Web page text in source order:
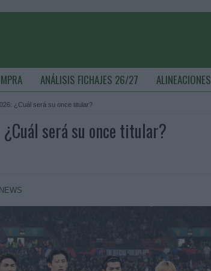
ANÁLISIS FICHAJES 26/27 ALINEACIONES
¿Cuál será su once titular?
será su once titular?
NEWS